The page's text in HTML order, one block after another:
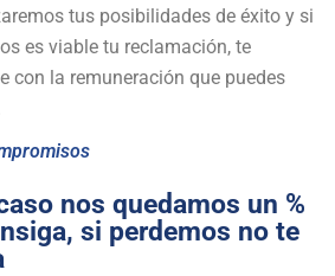
tus posibilidades de éxito y si
es viable tu reclamación, te
con la remuneración que puedes
nos quedamos un %
si perdemos no te